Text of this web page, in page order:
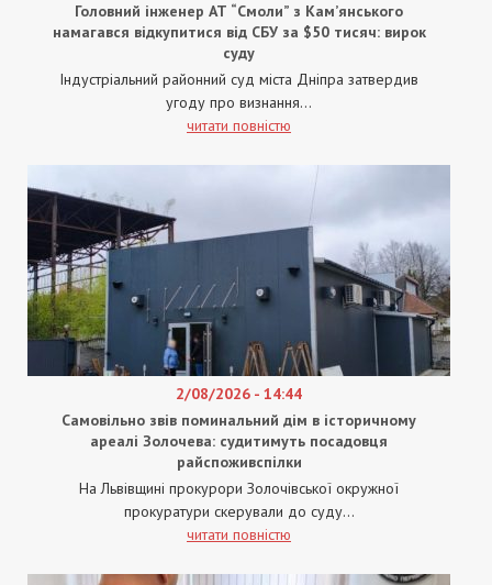
Головний інженер АТ “Смоли” з Кам’янського
намагався відкупитися від СБУ за $50 тисяч: вирок
суду
Індустріальний районний суд міста Дніпра затвердив
угоду про визнання...
читати повністю
2/08/2026 - 14:44
Самовільно звів поминальний дім в історичному
ареалі Золочева: судитимуть посадовця
райспоживспілки
На Львівщині прокурори Золочівської окружної
прокуратури скерували до суду...
читати повністю